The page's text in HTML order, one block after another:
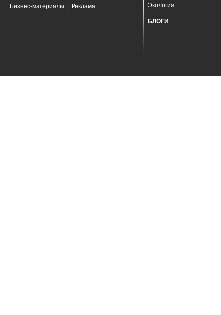
Бизнес-материалы Реклама
Экология
БЛОГИ